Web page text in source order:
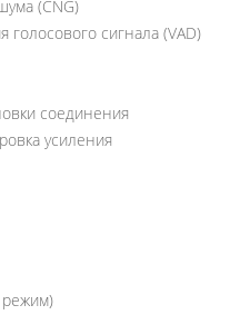
(CNG)
голосового сигнала (VAD)
соединения
усиления
режим)